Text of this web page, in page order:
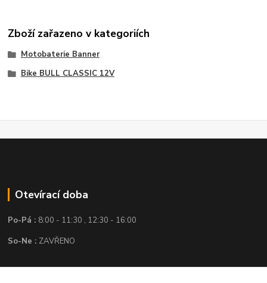
Zboží zařazeno v kategoriích
Motobaterie Banner
Bike BULL CLASSIC 12V
Otevírací doba
Po-Pá : 8:00 - 11:30 , 12:30 - 16:00
So-Ne : ZAVŘENO